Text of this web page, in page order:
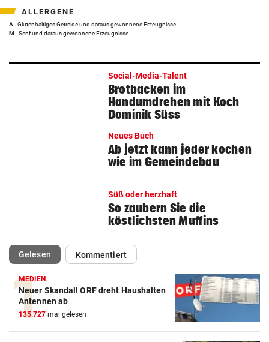
ALLERGENE
A- Glutenhaltiges Getreide und daraus gewonnene Erzeugnisse
M- Senf und daraus gewonnene Erzeugnisse
Social-Media-Talent
Brotbacken im
Handumdrehen mit Koch
Dominik Süss
Neues Buch
Ab jetzt kann jeder kochen
wie im Gemeindebau
Süß oder herzhaft
So zaubern Sie die
köstlichsten Muffins
Gelesen(ausgewählt)Kommentiert
MEDIEN
Neuer Skandal! ORF dreht Haushalten
Antennen ab
135.727 mal gelesen